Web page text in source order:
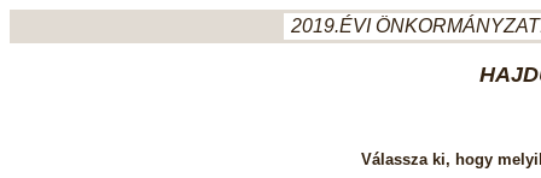
2019.ÉVI
Válassza ki, hogy